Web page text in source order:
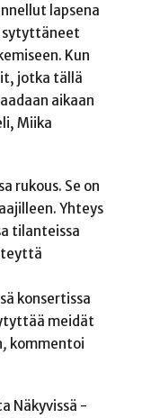
lapsena
sytyttäneet
Kun
jotka tällä
aikaan
Miika
rukous. Se on
Yhteys
tilanteissa
konsertissa
meidät
, kommentoi
Näkyvissä -